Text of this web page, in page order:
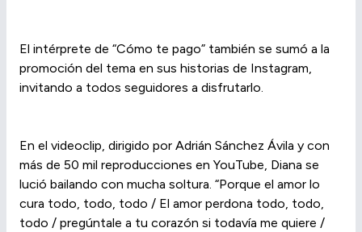
El intérprete de “Cómo te pago” también se sumó a la
promoción del tema en sus historias de Instagram,
invitando a todos seguidores a disfrutarlo.
En el videoclip, dirigido por Adrián Sánchez Ávila y con
más de 50 mil reproducciones en YouTube, Diana se
lució bailando con mucha soltura. “Porque el amor lo
cura todo, todo, todo / El amor perdona todo, todo,
todo / pregúntale a tu corazón si todavía me quiere /